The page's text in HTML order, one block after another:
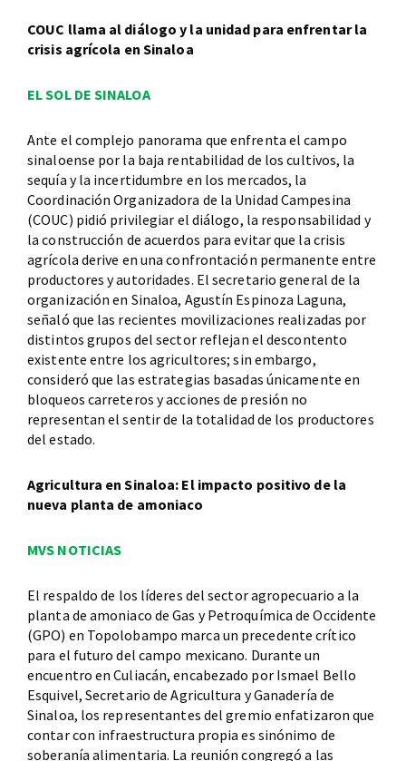
COUC llama al diálogo y la unidad para enfrentar la
crisis agrícola en Sinaloa
EL SOL DE SINALOA
Ante el complejo panorama que enfrenta el campo
sinaloense por la baja rentabilidad de los cultivos, la
sequía y la incertidumbre en los mercados, la
Coordinación Organizadora de la Unidad Campesina
(COUC) pidió privilegiar el diálogo, la responsabilidad y
la construcción de acuerdos para evitar que la crisis
agrícola derive en una confrontación permanente entre
productores y autoridades. El secretario general de la
organización en Sinaloa, Agustín Espinoza Laguna,
señaló que las recientes movilizaciones realizadas por
distintos grupos del sector reflejan el descontento
existente entre los agricultores; sin embargo,
consideró que las estrategias basadas únicamente en
bloqueos carreteros y acciones de presión no
representan el sentir de la totalidad de los productores
del estado.
Agricultura en Sinaloa: El impacto positivo de la
nueva planta de amoniaco
MVS NOTICIAS
El respaldo de los líderes del sector agropecuario a la
planta de amoniaco de Gas y Petroquímica de Occidente
(GPO) en Topolobampo marca un precedente crítico
para el futuro del campo mexicano. Durante un
encuentro en Culiacán, encabezado por Ismael Bello
Esquivel, Secretario de Agricultura y Ganadería de
Sinaloa, los representantes del gremio enfatizaron que
contar con infraestructura propia es sinónimo de
soberanía alimentaria. La reunión congregó a las